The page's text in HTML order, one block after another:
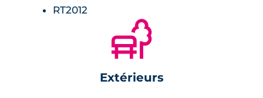
RT2012
🌲
Extérieurs